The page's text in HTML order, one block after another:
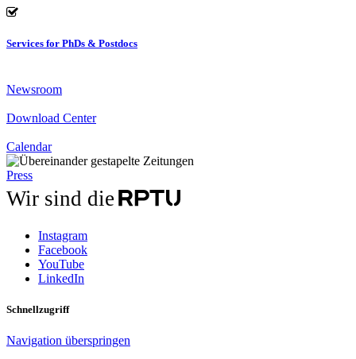
Services for PhDs & Postdocs
Newsroom
Download Center
Calendar
Press
Wir sind die
Instagram
Facebook
YouTube
LinkedIn
Schnellzugriff
Navigation überspringen